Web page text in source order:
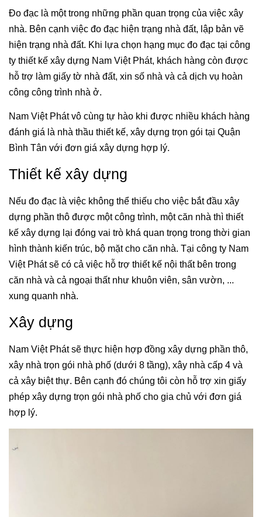
Đo đạc là một trong những phần quan trọng của việc xây
nhà. Bên cạnh việc đo đạc hiện trạng nhà đất, lập bản vẽ
hiện trạng nhà đất. Khi lựa chọn hạng mục đo đạc tại công
ty thiết kế xây dựng Nam Việt Phát, khách hàng còn được
hỗ trợ làm giấy tờ nhà đất, xin số nhà và cả dịch vụ hoàn
công công trình nhà ở.
Nam Việt Phát vô cùng tự hào khi được nhiều khách hàng
đánh giá là nhà thầu thiết kế, xây dựng trọn gói tại Quận
Bình Tân với đơn giá xây dựng hợp lý.
Thiết kế xây dựng
Nếu đo đạc là việc không thể thiếu cho việc bắt đầu xây
dựng phần thô được một công trình, một căn nhà thì thiết
kế xây dựng lại đóng vai trò khá quan trọng trong thời gian
hình thành kiến trúc, bộ mặt cho căn nhà. Tại công ty Nam
Việt Phát sẽ có cả việc hỗ trợ thiết kế nội thất bên trong
căn nhà và cả ngoại thất như khuôn viên, sân vườn, ...
xung quanh nhà.
Xây dựng
Nam Việt Phát sẽ thực hiện hợp đồng xây dựng phần thô,
xây nhà trọn gói nhà phố (dưới 8 tầng), xây nhà cấp 4 và
cả xây biệt thự. Bên cạnh đó chúng tôi còn hỗ trợ xin giấy
phép xây dựng trọn gói nhà phố cho gia chủ với đơn giá
hợp lý.